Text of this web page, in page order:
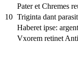
Pater et Chremes
10 Triginta dant
Haberet ipse:
Vxorem retinet